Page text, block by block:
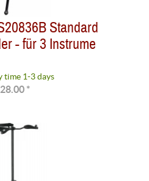
Standard
- für 3 Instrume
time 1-3 days
*